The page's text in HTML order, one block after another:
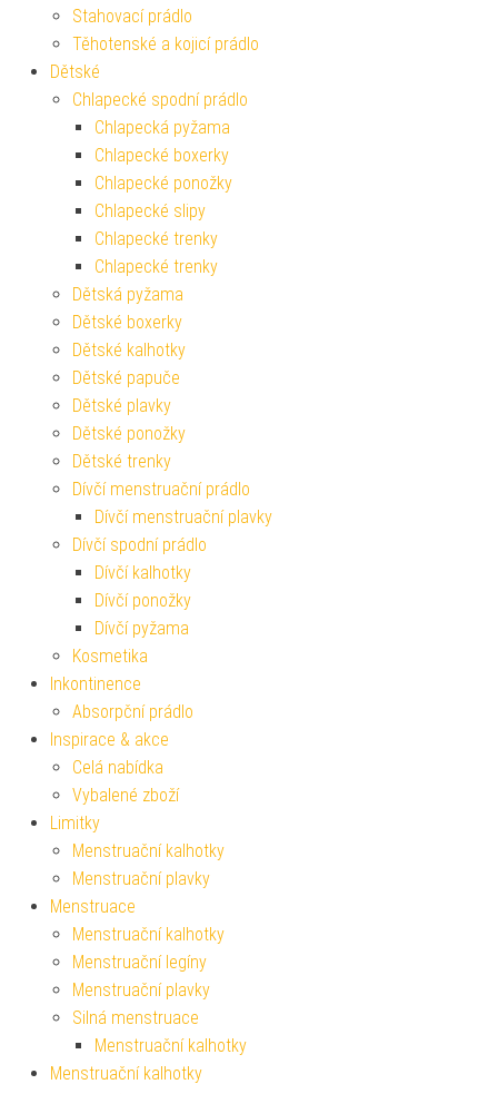
Stahovací prádlo
Těhotenské a kojicí prádlo
Dětské
Chlapecké spodní prádlo
Chlapecká pyžama
Chlapecké boxerky
Chlapecké ponožky
Chlapecké slipy
Chlapecké trenky
Chlapecké trenky
Dětská pyžama
Dětské boxerky
Dětské kalhotky
Dětské papuče
Dětské plavky
Dětské ponožky
Dětské trenky
Dívčí menstruační prádlo
Dívčí menstruační plavky
Dívčí spodní prádlo
Dívčí kalhotky
Dívčí ponožky
Dívčí pyžama
Kosmetika
Inkontinence
Absorpční prádlo
Inspirace & akce
Celá nabídka
Vybalené zboží
Limitky
Menstruační kalhotky
Menstruační plavky
Menstruace
Menstruační kalhotky
Menstruační legíny
Menstruační plavky
Silná menstruace
Menstruační kalhotky
Menstruační kalhotky